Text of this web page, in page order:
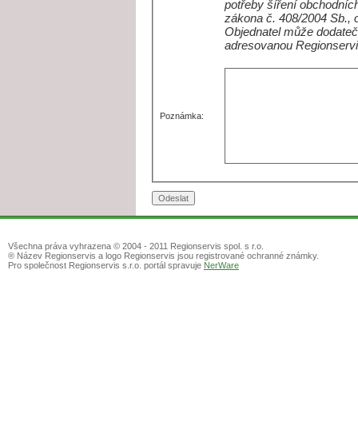
potřeby šíření
zákona č. 408/2004 Sb.,
Objednatel může
adresovanou
Poznámka:
Všechna práva vyhrazena © 2004 - 2011 Regionservis spol. s r.o.
® Název Regionservis a logo Regionservis jsou registrované ochranné známky.
Pro společnost Regionservis s.r.o. portál spravuje NerWare